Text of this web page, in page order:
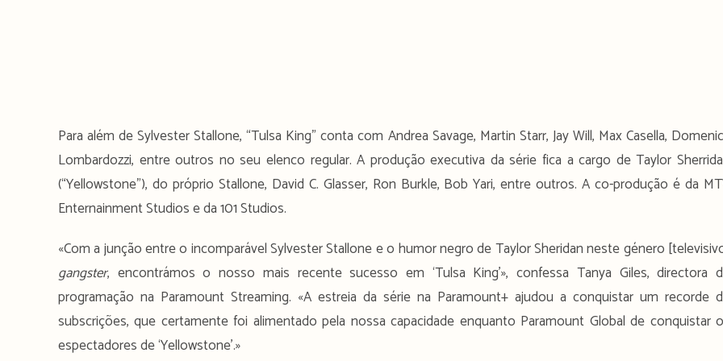
Para além de Sylvester Stallone, “Tulsa King” conta com Andrea Savage, Martin Starr, Jay Will, Max Casella,
Lombardozzi, entre outros no seu elenco regular. A produção executiva da série fica a cargo de Taylor
(“Yellowstone”), do próprio Stallone, David C. Glasser, Ron Burkle, Bob Yari, entre outros. A co-produção é da
Enternainment Studios e da 101 Studios.
«Com a junção entre o incomparável Sylvester Stallone e o humor negro de Taylor Sheridan neste género
gangster, encontrámos o nosso mais recente sucesso em ‘Tulsa King’», confessa Tanya Giles, directora
programação na Paramount Streaming. «A estreia da série na Paramount+ ajudou a conquistar um recorde
subscrições, que certamente foi alimentado pela nossa capacidade enquanto Paramount Global de conquistar
espectadores de ‘Yellowstone’.»